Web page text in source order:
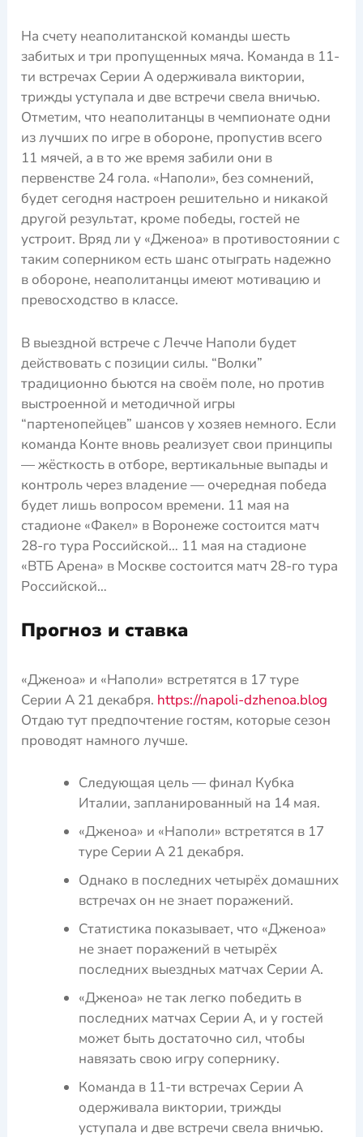
На счету неаполитанской команды шесть
забитых и три пропущенных мяча. Команда в 11-
ти встречах Серии А одерживала виктории,
трижды уступала и две встречи свела вничью.
Отметим, что неаполитанцы в чемпионате одни
из лучших по игре в обороне, пропустив всего
11 мячей, а в то же время забили они в
первенстве 24 гола. «Наполи», без сомнений,
будет сегодня настроен решительно и никакой
другой результат, кроме победы, гостей не
устроит. Вряд ли у «Дженоа» в противостоянии с
таким соперником есть шанс отыграть надежно
в обороне, неаполитанцы имеют мотивацию и
превосходство в классе.
В выездной встрече с Лечче Наполи будет
действовать с позиции силы. “Вoлки”
традиционно бьются на своём поле, но против
выстроенной и методичной игры
“партенопейцев” шансов у хозяев немного. Если
команда Конте вновь реализует свои принципы
— жёсткость в отборе, вертикальные выпады и
контроль через владение — очередная победа
будет лишь вопросом времени. 11 мая на
стадионе «Факел» в Воронеже состоится матч
28-го тура Российской… 11 мая на стадионе
«ВТБ Арена» в Москве состоится матч 28-го тура
Российской…
Прогноз и ставка
«Дженоа» и «Наполи» встретятся в 17 туре
Серии А 21 декабря. https://napoli-dzhenoa.blog
Отдаю тут предпочтение гостям, которые сезон
проводят намного лучше.
Следующая цель — финал Кубка
Италии, запланированный на 14 мая.
«Дженоа» и «Наполи» встретятся в 17
туре Серии А 21 декабря.
Однако в последних четырёх домашних
встречах он не знает поражений.
Статистика показывает, что «Дженоа»
не знает поражений в четырёх
последних выездных матчах Серии А.
«Дженоа» не так легко победить в
последних матчах Серии А, и у гостей
может быть достаточно сил, чтобы
навязать свою игру сопернику.
Команда в 11-ти встречах Серии А
одерживала виктории, трижды
уступала и две встречи свела вничью.